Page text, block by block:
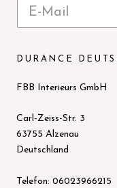
DURANCE
FBB Interieurs GmbH
Carl-Zeiss-Str. 3
63755 Alzenau
Deutschland
Telefon: 06023966215